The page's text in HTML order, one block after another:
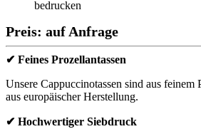
Preis: auf Anfrage
✔ Feines Prozellantassen
Unsere Cappuccinotassen sind aus feinem
aus europäischer Herstellung.
✔ Hochwertiger Siebdruck